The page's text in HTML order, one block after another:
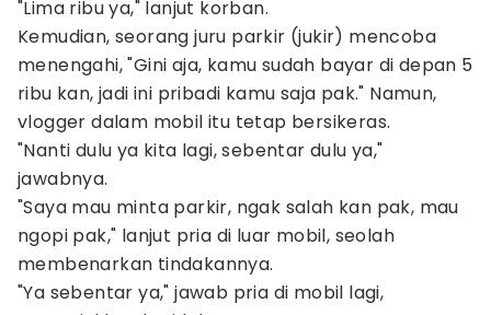
"Lima ribu ya," lanjut korban.
Kemudian, seorang juru parkir (jukir) mencoba
menengahi, "Gini aja, kamu sudah bayar di depan 5
ribu kan, jadi ini pribadi kamu saja pak." Namun,
vlogger dalam mobil itu tetap bersikeras.
"Nanti dulu ya kita lagi, sebentar dulu ya,"
jawabnya.
"Saya mau minta parkir, ngak salah kan pak, mau
ngopi pak," lanjut pria di luar mobil, seolah
membenarkan tindakannya.
"Ya sebentar ya," jawab pria di mobil lagi,